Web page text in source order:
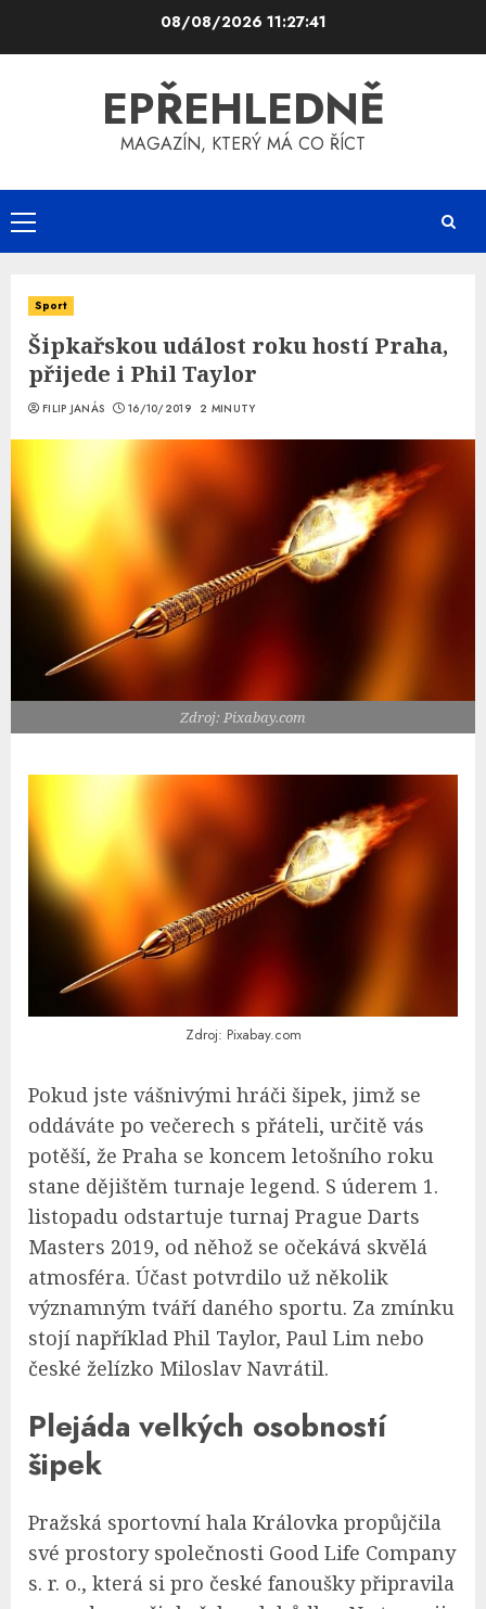
08/08/2026 11:27:42
EPŘEHLEDNĚ
MAGAZÍN, KTERÝ MÁ CO ŘÍCT
Primary
Menu
Sport
Šipkařskou událost roku hostí Praha,
přijede i Phil Taylor
FILIP JANÁS 16/10/2019 2 MINUTY
Zdroj: Pixabay.com
Zdroj: Pixabay.com
Pokud jste vášnivými hráči šipek, jimž se
oddáváte po večerech s přáteli, určitě vás
potěší, že Praha se koncem letošního roku
stane dějištěm turnaje legend. S úderem 1.
listopadu odstartuje turnaj Prague Darts
Masters 2019, od něhož se očekává skvělá
atmosféra. Účast potvrdilo už několik
významným tváří daného sportu. Za zmínku
stojí například Phil Taylor, Paul Lim nebo
české želízko Miloslav Navrátil.
Plejáda velkých osobností
šipek
Pražská sportovní hala Královka propůjčila
své prostory společnosti Good Life Company
s. r. o., která si pro české fanoušky připravila